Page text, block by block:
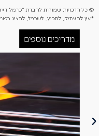
© כל הזכויות שמורות לחברת "כרמל
*אין להעתיק, להפיץ, לשכפל, להציג
מדריכים נוספים